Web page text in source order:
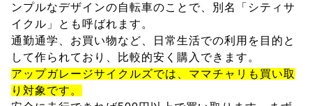
ンプルなデザインの自転車のことで、別名「シティサ
イクル」とも呼ばれます。
通勤通学、お買い物など、日常生活での利用を目的と
して作られており、比較的安く購入できます。
アップガレージサイクルズでは、ママチャリも買い取
り対象です。